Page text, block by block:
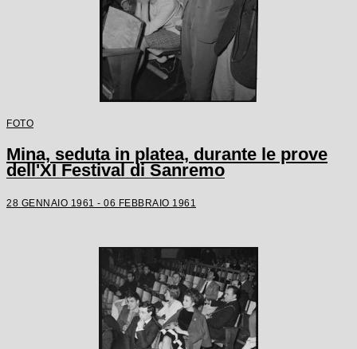
FOTO
Mina, seduta in platea, durante le prove
dell'XI Festival di Sanremo
28 GENNAIO 1961 - 06 FEBBRAIO 1961